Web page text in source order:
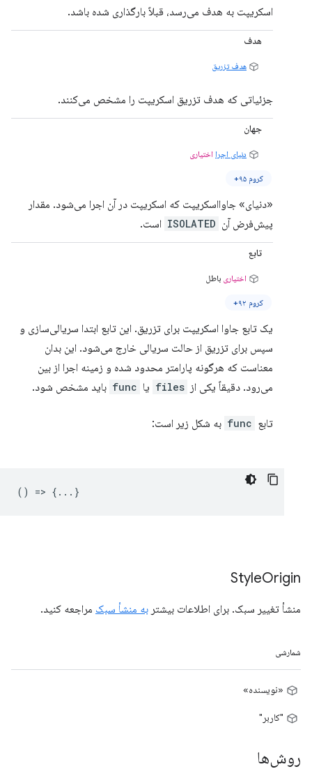
اسکریپت به هدف می‌رسد، قبلاً بارگذاری شده باشد.
هدف
هدف تزریق
جزئیاتی که هدف تزریق اسکریپت را مشخص می‌کنند.
جهان
دنیای اجرا اختیاری
کروم ۹۵+
«دنیای» جاوااسکریپت که اسکریپت در آن اجرا می‌شود. مقدار
پیش‌فرض آن ISOLATED است.
تابع
اختیاری باطل
کروم ۹۲+
یک تابع جاوا اسکریپت برای تزریق. این تابع ابتدا سریالی‌سازی و
سپس برای تزریق از حالت سریالی خارج می‌شود. این بدان
معناست که هرگونه پارامتر محدود شده و زمینه اجرا از بین
می‌رود. دقیقاً یکی از files یا func باید مشخص شود.
تابع func به شکل زیر است:
() => {...}
StyleOrigin
منشأ تغییر سبک. برای اطلاعات بیشتر به منشأ سبک مراجعه کنید.
شمارشی
«نویسنده»
"کاربر"
روش‌ها